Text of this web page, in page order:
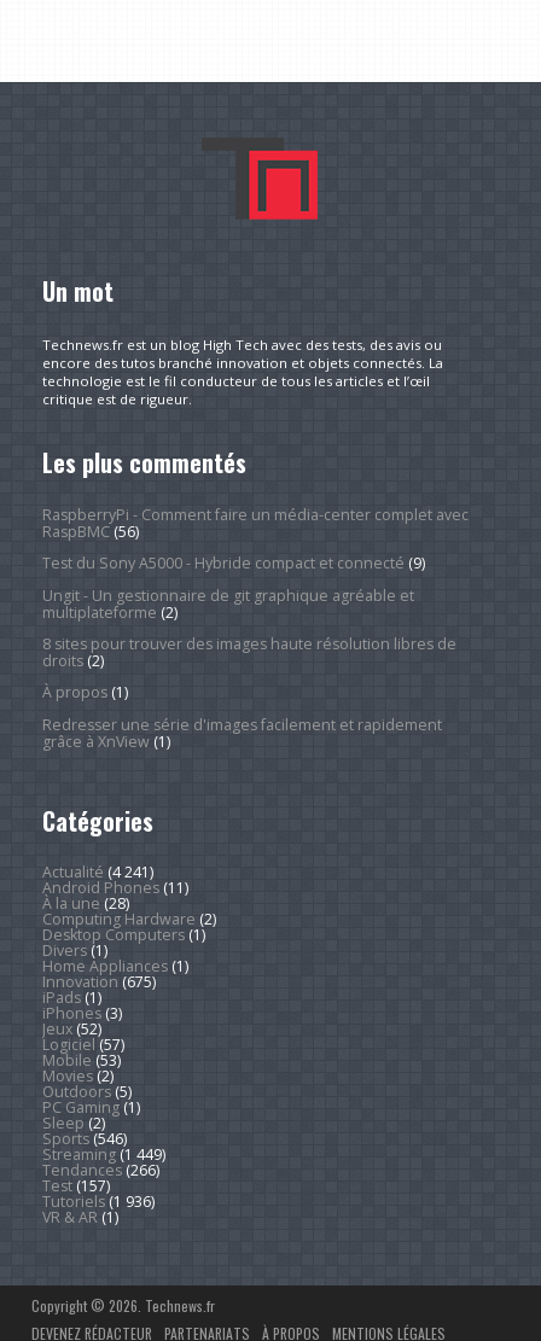
Un mot
Technews.fr est un blog High Tech avec des tests, des avis ou
encore des tutos branché innovation et objets connectés. La
technologie est le fil conducteur de tous les articles et l’œil
critique est de rigueur.
Les plus commentés
RaspberryPi - Comment faire un média-center complet avec
RaspBMC(56)
Test du Sony A5000 - Hybride compact et connecté (9)
Ungit - Un gestionnaire de git graphique agréable et
multiplateforme (2)
8 sites pour trouver des images haute résolution libres de
droits(2)
À propos(1)
Redresser une série d'images facilement et rapidement
grâce à XnView(1)
Catégories
Actualité (4 241)
Android Phones(11)
À la une (28)
Computing Hardware (2)
Desktop Computers(1)
Divers(1)
Home Appliances(1)
Innovation (675)
iPads(1)
iPhones(3)
Jeux(52)
Logiciel (57)
Mobile (53)
Movies(2)
Outdoors(5)
PC Gaming(1)
Sleep (2)
Sports(546)
Streaming(1 449)
Tendances(266)
Test(157)
Tutoriels(1 936)
VR & AR(1)
Copyright © 2026. Technews.fr
DEVENEZ RÉDACTEUR
PARTENARIATS À PROPOS MENTIONS LÉGALES